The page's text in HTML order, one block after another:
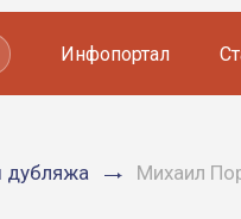
Инфопортал
дубляжа Михаил